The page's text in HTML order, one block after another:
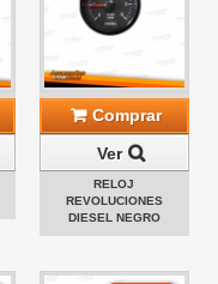
Comprar
Ver
RELOJ
REVOLUCIONES
DIESEL NEGRO